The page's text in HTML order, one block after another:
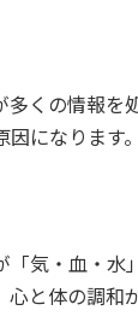
くの情報を
因になります
「気・血・水
と体の調和